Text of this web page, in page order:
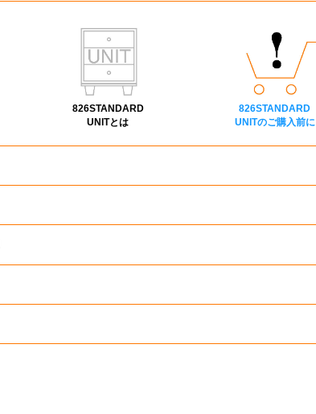
826STANDARD
UNITとは
826STANDARD
UNITのご購入前に